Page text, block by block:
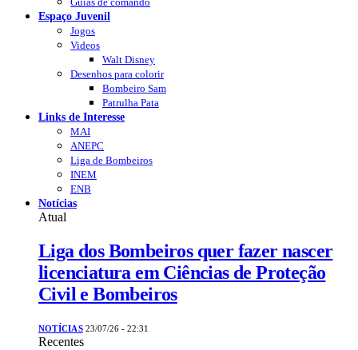
Espaço Juvenil
Jogos
Videos
Walt Disney
Desenhos para colorir
Bombeiro Sam
Patrulha Pata
Links de Interesse
MAI
ANEPC
Liga de Bombeiros
INEM
ENB
Notícias
Atual
Liga dos Bombeiros quer fazer nascer
licenciatura em Ciências de Proteção
Civil e Bombeiros
NOTÍCIAS 23/07/26 - 22:31
Recentes